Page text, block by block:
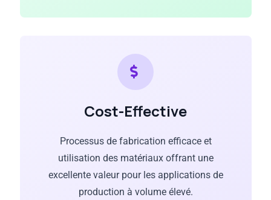
Cost-Effective
Processus de fabrication efficace et
utilisation des matériaux offrant une
excellente valeur pour les applications de
production à volume élevé.